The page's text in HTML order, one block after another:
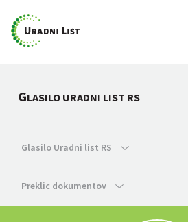
GLASILO URADNI LIST RS
Glasilo Uradni list RS
Preklic dokumentov